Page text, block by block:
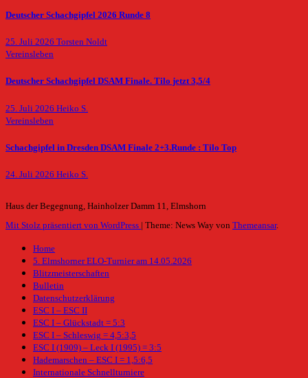
Deutscher Schachgipfel 2026 Runde 8
25. Juli 2026 Torsten Noldt
Vereinsleben
Deutscher Schachgipfel DSAM Finale. Tilo jetzt 3,5/4
25. Juli 2026 Heiko S.
Vereinsleben
Schachgipfel in Dresden DSAM Finale 2+3.Runde : Tilo Top
24. Juli 2026 Heiko S.
Haus der Begegnung, Hainholzer Damm 11, Elmshorn
Mit Stolz präsentiert von WordPress | Theme: News Way von Themeansar.
Home
5. Elmshorner ELO-Turnier am 14.05.2026
Blitzmeisterschaften
Bulletin
Datenschutzerklärung
ESC I – ESC II
ESC I – Glückstadt = 5:3
ESC I – Schleswig = 4,5:3,5
ESC I (1909) – Leck I (1995) = 3:5
Hademarschen – ESC I = 1,5:6,5
Internationale Schnellturniere